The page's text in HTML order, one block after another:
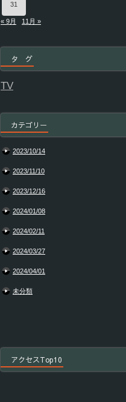
31
« 9月 11月 »
タ グ
TV
カテゴリー
2023/10/14
2023/11/10
2023/12/16
2024/01/08
2024/02/11
2024/03/27
2024/04/01
未分類
アクセスTop10